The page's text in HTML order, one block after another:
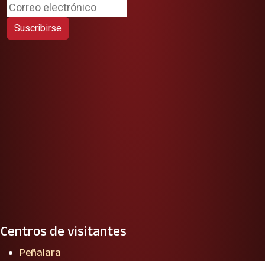
Suscribirse
Centros de visitantes
Peñalara